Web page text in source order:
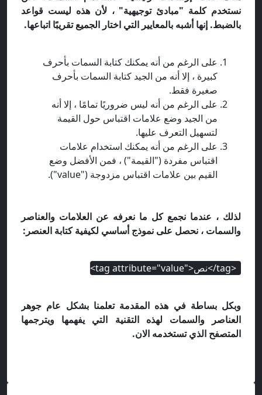
نستخدم كلمة "مبادئ توجيهية" ، لأن هذه ليست قواعد
بالضبط. إنها أشبه بالمعايير التي اختار الجميع تقريبًا اتباعها.
على الرغم من أنه يمكنك كتابة السمات بأحرف
كبيرة ، إلا أنه من الجيد كتابة السمات بأحرف
صغيرة فقط.
على الرغم من أنه ليس ضروريًا تمامًا ، إلا أنه
من الجيد وضع علامات اقتباس حول القيمة
لتسهيل التعرف عليها.
على الرغم من أنه يمكنك استخدام علامات
اقتباس مفردة ("القيمة") ، فمن الأفضل وضع
القيم بين علامات اقتباس مزدوجة ("value").
لذلك ، عندما نجمع كل ما نعرفه عن العلامات والعناصر
والسمات ، نحصل على نموذج أساسي لكيفية كتابة العنصر:
<tag/>نص<"tag attribute="value>
وبكل بساطة في هذه المقدمة تعلمنا بشكل عام جوهر
العناصر والسمات لهذه التقنية التي يفهمها ويترجمها
المتصفح الذي تستخدمه الان.